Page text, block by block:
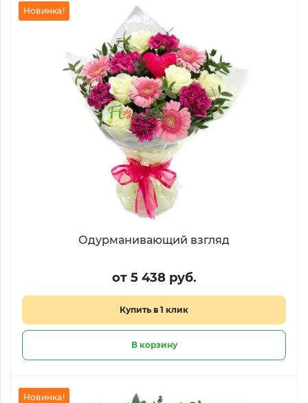
Одурманивающий взгляд
от 5 438 руб.
Купить в 1 клик
В корзину
Новинка!
Новинка!